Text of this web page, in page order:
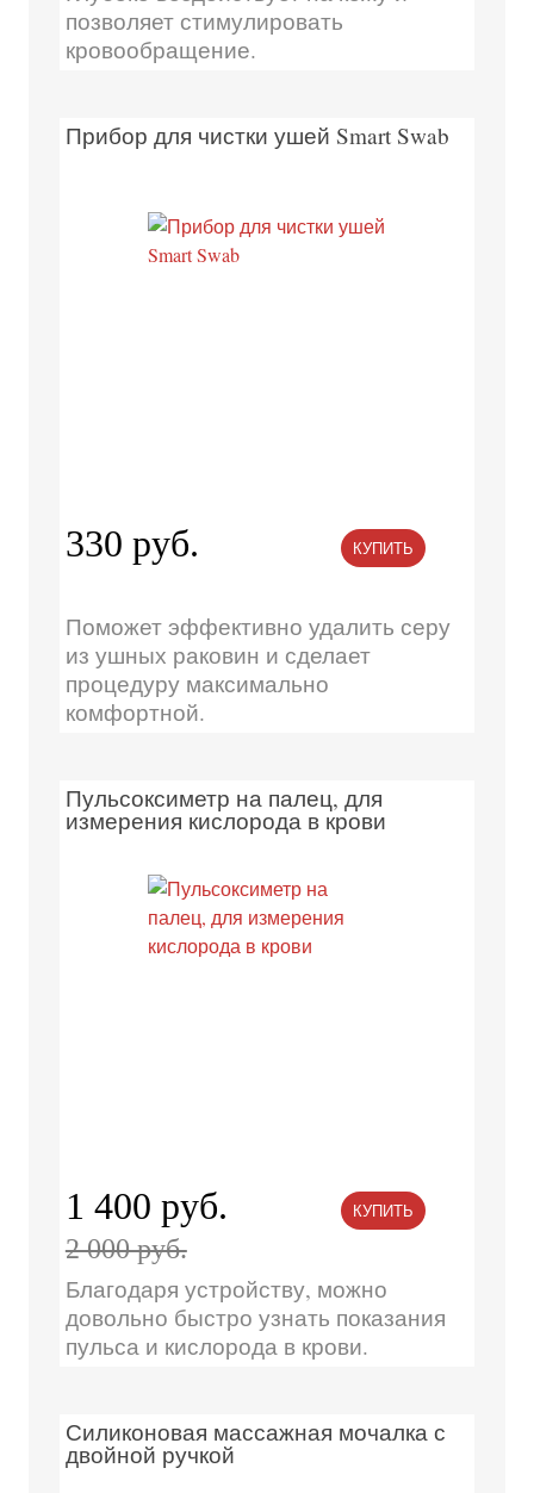
позволяет стимулировать
кровообращение.
Прибор для чистки ушей Smart Swab
330 руб. КУПИТЬ
Поможет эффективно удалить серу
из ушных раковин и сделает
процедуру максимально
комфортной.
Пульсоксиметр на палец, для
измерения кислорода в крови
1 400 руб.
2 000 руб.
КУПИТЬ
Благодаря устройству, можно
довольно быстро узнать показания
пульса и кислорода в крови.
Силиконовая массажная мочалка с
двойной ручкой